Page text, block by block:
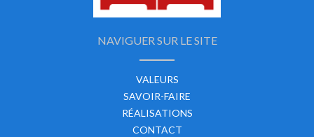
NAVIGUER SUR LE SITE
VALEURS
SAVOIR-FAIRE
RÉALISATIONS
CONTACT